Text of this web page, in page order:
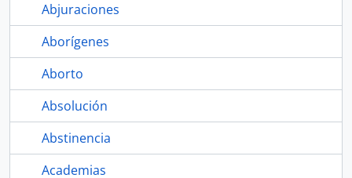
Abjuraciones
Aborígenes
Aborto
Absolución
Abstinencia
Academias